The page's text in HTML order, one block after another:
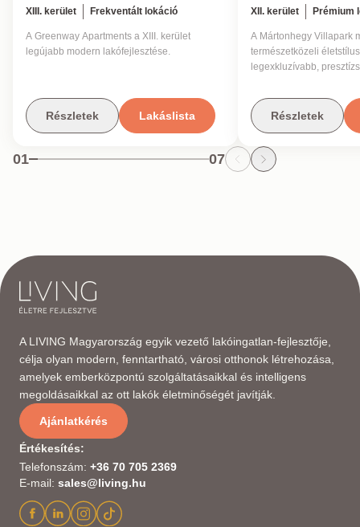
XIII. kerület Frekventált lokáció
A Greenway Apartments a XIII. kerület
legújabb modern lakófejlesztése.
Részletek Lakáslista
XII. kerület Prémium
A Mártonhegy Villapark
természetközeli
legexkluzívabb,
Részletek
01 07
A LIVING Magyarország egyik vezető lakóingatlan-fejlesztője,
célja olyan modern, fenntartható, városi otthonok létrehozása,
amelyek emberközpontú szolgáltatásaikkal és intelligens
megoldásaikkal az ott lakók életminőségét javítják.
Ajánlatkérés
Értékesítés:
Telefonszám: +36 70 705 2369
E-mail: sales@living.hu